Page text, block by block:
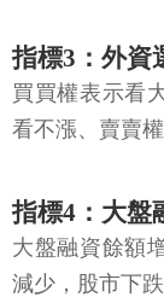
指標3：外資
買買權表示看
看不漲、賣賣
指標4：大盤
大盤融資餘額
減少，股市下跌